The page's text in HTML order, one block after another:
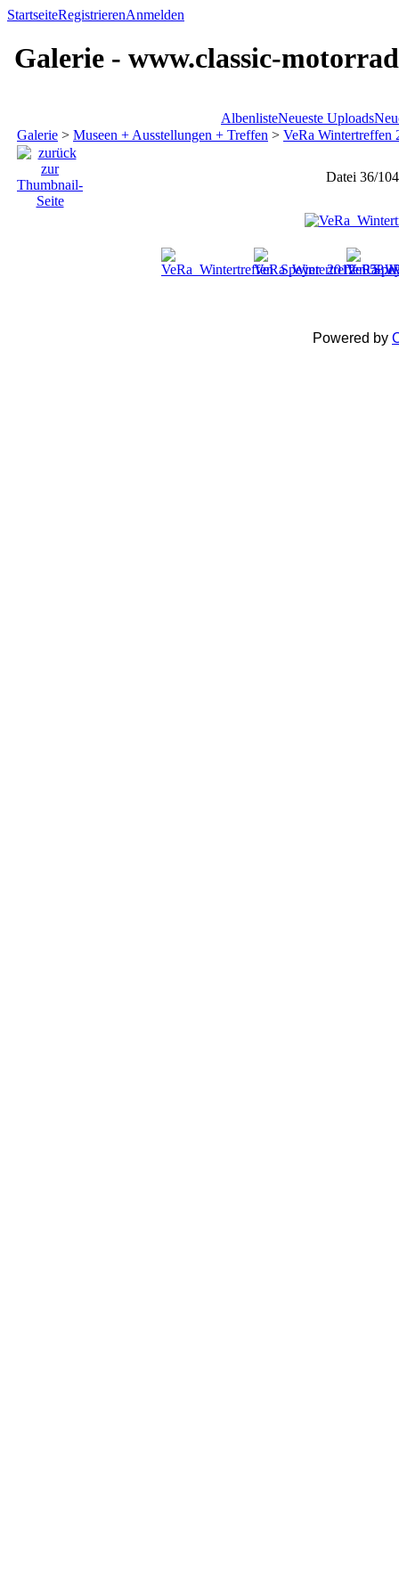
StartseiteRegistrierenAnmelden
Galerie - www.classic-
AlbenlisteNeueste Uploads
Galerie > Museen + Ausstellungen + Treffen > VeRa Wintertreffen
Datei 36/104
Powered by